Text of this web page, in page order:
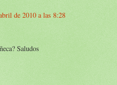
de 2010 a las 8:28
Saludos